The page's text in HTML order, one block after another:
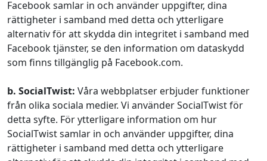
Facebook samlar in och använder uppgifter, dina
rättigheter i samband med detta och ytterligare
alternativ för att skydda din integritet i samband med
Facebook tjänster, se den information om dataskydd
som finns tillgänglig på Facebook.com.
b. SocialTwist: Våra webbplatser erbjuder funktioner
från olika sociala medier. Vi använder SocialTwist för
detta syfte. För ytterligare information om hur
SocialTwist samlar in och använder uppgifter, dina
rättigheter i samband med detta och ytterligare